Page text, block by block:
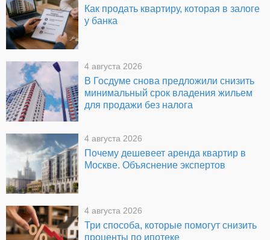
Как продать квартиру, которая в залоге
у банка
4 августа 2026
В Госдуме снова предложили снизить
минимальный срок владения жильем
для продажи без налога
4 августа 2026
Почему дешевеет аренда квартир в
Москве. Объяснение экспертов
4 августа 2026
Три способа, которые помогут снизить
проценты по ипотеке